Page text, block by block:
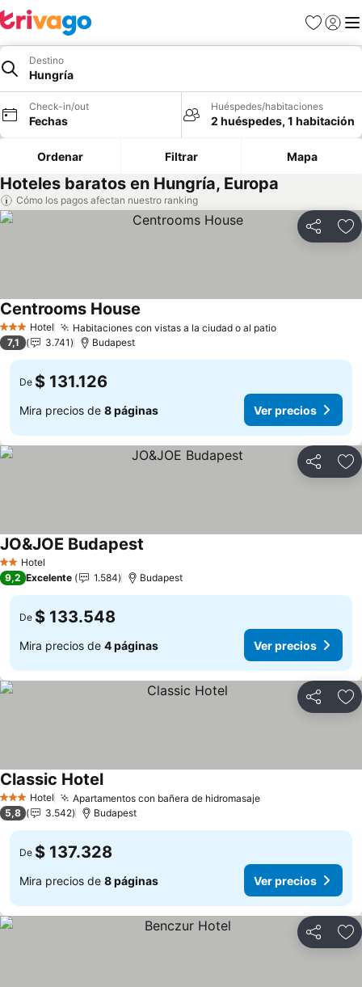
Favoritos
Iniciar
Destino
Hungría
Check-in/out
Fechas
Huéspedes/habitaciones
2 huéspedes, 1 habitación
Ordenar Filtrar Mapa
Hoteles baratos en Hungría, Europa
Cómo los pagos afectan nuestro ranking
Compartir
3 Estrellas
Hotel Habitaciones con vistas a la ciudad o al patio
Centrooms House
7,1 3.741 Budapest
De $ 131.126
Mira precios de 8 páginas Ver precios
Compartir
2 Estrellas
Hotel
JO&JOE Budapest
9,2 Excelente 1.584 Budapest
De $ 133.548
Mira precios de 4 páginas Ver precios
Compartir
3 Estrellas
Hotel Apartamentos con bañera de hidromasaje
Classic Hotel
5,8 3.542 Budapest
De $ 137.328
Mira precios de 8 páginas Ver precios
Compartir